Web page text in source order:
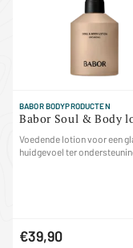
BABOR BODYPRODUCTEN
Babor Soul & Body
Voedende lotion voor een
huidgevoel ter
€39,90